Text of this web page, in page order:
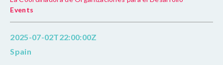
Events
2025-07-02T22:00:00Z
Spain